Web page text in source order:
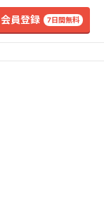
会員登録 7日間無料